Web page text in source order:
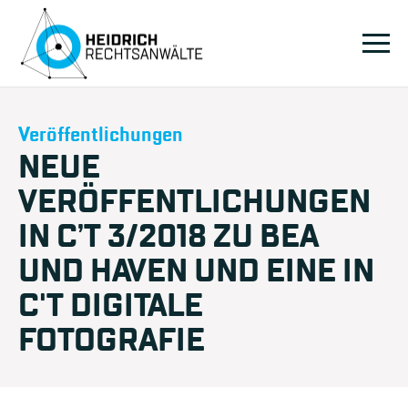
Veröffentlichungen
NEUE
VERÖFFENTLICHUNGEN
IN C’T 3/2018 ZU BEA
UND HAVEN UND EINE IN
C'T DIGITALE
FOTOGRAFIE